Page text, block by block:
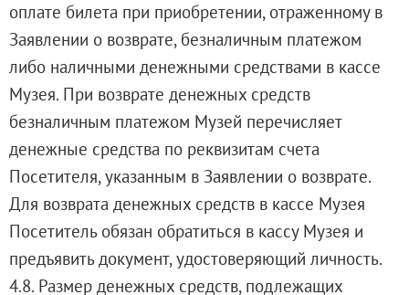
оплате билета при приобретении, отраженному в
Заявлении о возврате, безналичным платежом
либо наличными денежными средствами в кассе
Музея. При возврате денежных средств
безналичным платежом Музей перечисляет
денежные средства по реквизитам счета
Посетителя, указанным в Заявлении о возврате.
Для возврата денежных средств в кассе Музея
Посетитель обязан обратиться в кассу Музея и
предъявить документ, удостоверяющий личность.
4.8. Размер денежных средств, подлежащих